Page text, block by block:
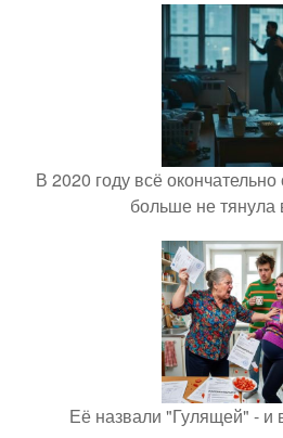
В 2020 году всё
больше не тянула
Её назвали "Гулящей" - и